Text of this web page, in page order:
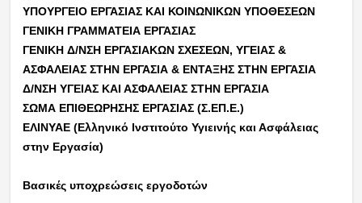
YΠOYPΓEIO ΕΡΓΑΣΙΑΣ ΚΑΙ ΚΟΙΝΩΝΙΚΩΝ ΥΠΟΘΕΣΕΩΝ
ΓΕΝΙΚΗ ΓΡΑΜΜΑΤΕΙΑ ΕΡΓΑΣΙΑΣ
ΓENIKH Δ/NΣH ΕΡΓΑΣΙΑΚΩΝ ΣΧΕΣΕΩΝ, ΥΓΕΙΑΣ &
ΑΣΦΑΛΕΙΑΣ ΣΤΗΝ ΕΡΓΑΣΙΑ & ΕΝΤΑΞΗΣ ΣΤΗΝ ΕΡΓΑΣΙΑ
Δ/ΝΣΗ ΥΓΕΙΑΣ ΚΑΙ ΑΣΦΑΛΕΙΑΣ ΣΤΗΝ ΕΡΓΑΣΙΑ
ΣΩΜΑ ΕΠΙΘΕΩΡΗΣΗΣ ΕΡΓΑΣΙΑΣ (Σ.ΕΠ.Ε.)
ΕΛΙΝΥΑΕ (Ελληνικό Ινστιτούτο Υγιεινής και Ασφάλειας
στην Εργασία)
Βασικές υποχρεώσεις εργοδοτών